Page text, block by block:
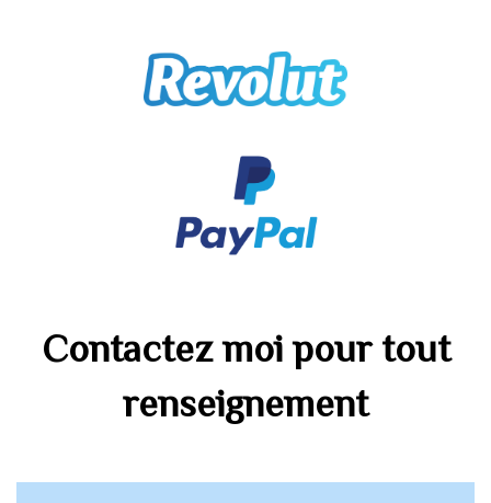
Contactez moi pour tout
renseignement